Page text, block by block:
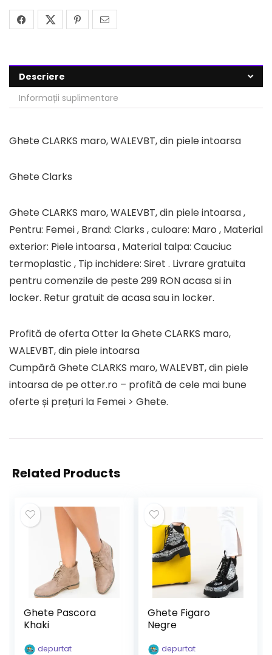
Descriere
Informații suplimentare
Ghete CLARKS maro, WALEVBT, din piele intoarsa
Ghete Clarks
Ghete CLARKS maro, WALEVBT, din piele intoarsa ,
Pentru: Femei , Brand: Clarks , culoare: Maro , Material
exterior: Piele intoarsa , Material talpa: Cauciuc
termoplastic , Tip inchidere: Siret . Livrare gratuita
pentru comenzile de peste 299 RON acasa si in
locker. Retur gratuit de acasa sau in locker.
Profită de oferta Otter la Ghete CLARKS maro,
WALEVBT, din piele intoarsa
Cumpără Ghete CLARKS maro, WALEVBT, din piele
intoarsa de pe otter.ro – profită de cele mai bune
oferte și prețuri la Femei > Ghete.
Related Products
Ghete Pascora
Khaki
depurtat
Ghete Figaro
Negre
depurtat